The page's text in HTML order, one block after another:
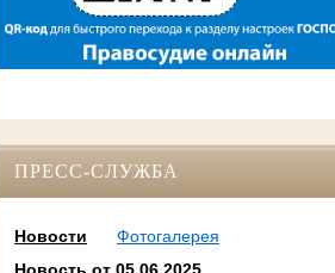
ПРЕСС-СЛУЖБА
Новости
Фотогалерея